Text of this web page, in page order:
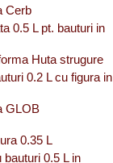
Cerb
0.5 L pt. bauturi in
Huta strugure
0.2 L cu figura in
GLOB
0.35 L
bauturi 0.5 L in